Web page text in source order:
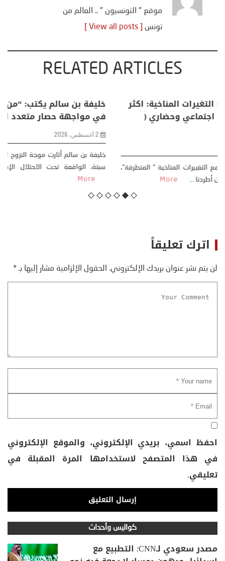
موقع " التونسيون " .. العالم من
تونس
RELATED ARTICLES
منذر بالضيافي يكتب حول: التغيرات المناخية: اكثر
من ظاهرة طبيعية .. تحول اجتماعي وحضاري (
كتب: منذر بالضيافي بدأت قصتي مع التغييرات المناخية ” المتطرفة”،
منذ نهاية ثمانينات القرن الماضي، حين أطردنا ...
اترك تعليقاً
لن يتم نشر عنوان بريدك الإلكتروني. الحقول الإلزامية مشار إليها بـ*
احفظ اسمي، بريدي الإلكتروني، والموقع الإلكتروني
في هذا المتصفح لاستخدامها المرة المقبلة في
تعليقي.
كواليس وأحداث
مصدر سعودي لـCNN: التطبيع مع